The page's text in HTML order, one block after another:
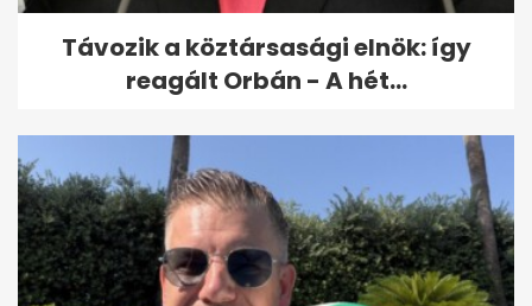
Távozik a köztársasági elnök: így
reagált Orbán - A hét...